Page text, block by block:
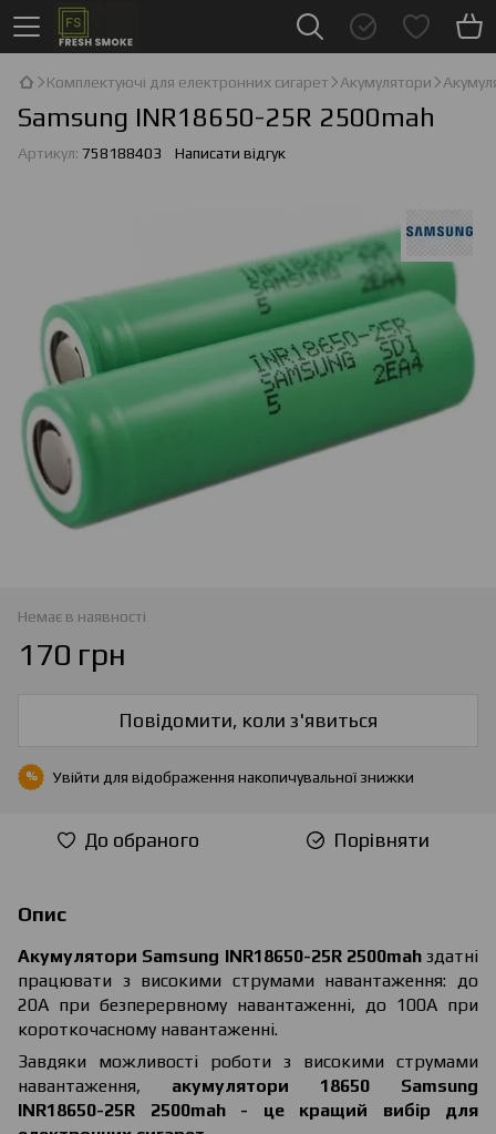
Комплектуючі для електронних сигарет Акумулятори
Samsung INR18650-25R 2500mah
Артикул: 758188403 Написати відгук
Немає в наявності
170 грн
Повідомити, коли з'явиться
% Увійти для відображення накопичувальної знижки
До обраного Порівняти
Опис
Акумулятори Samsung INR18650-25R 2500mah здатні
працювати з високими струмами навантаження: до
20А при безперервному навантаженні, до 100А при
короткочасному навантаженні.
Завдяки можливості роботи з високими струмами
навантаження, акумулятори 18650 Samsung
INR18650-25R 2500mah - це кращий вибір для